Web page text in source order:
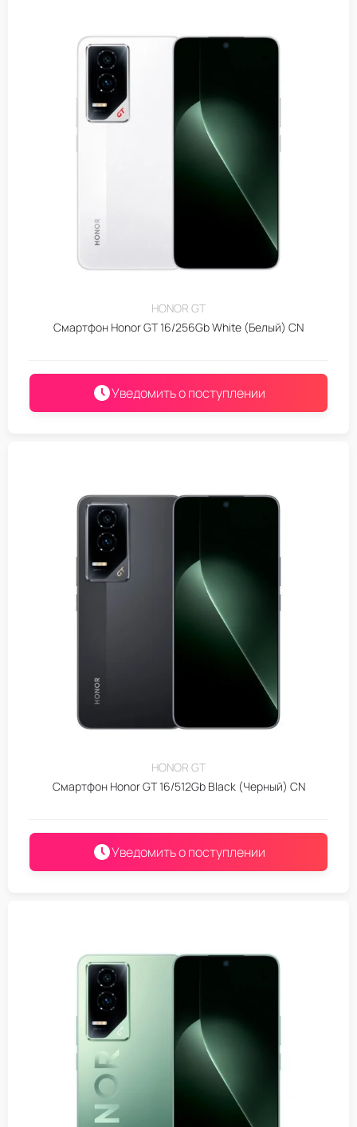
HONOR GT
Смартфон Honor GT 16/256Gb White (Белый) CN
Уведомить о поступлении
HONOR GT
Смартфон Honor GT 16/512Gb Black (Черный) CN
Уведомить о поступлении